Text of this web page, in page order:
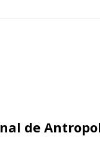
de